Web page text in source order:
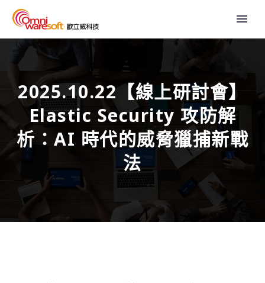
2025.10.22【線上研討會】
Elastic Security 攻防解
析：AI 時代的威脅獵捕新戰
法